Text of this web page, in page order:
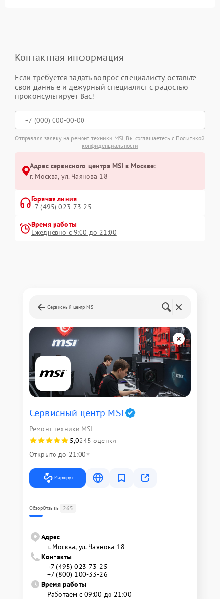
Контактная информация
Если требуется задать вопрос специалисту, оставьте
свои данные и дежурный специалист с радостью
проконсультирует Вас!
Отправляя заявку на ремонт техники MSI, Вы соглашаетесь с Политикой
конфиденциальности
Адрес сервисного центра MSI в Москве:
г. Москва, ул. Чаянова 18
Горячая линия
+7 (495) 023-73-25
Время работы
Ежедневно с 9:00 до 21:00
Сервисный центр MSI
Сервисный центр MSI
Ремонт техники MSI
5,0245 оценки
Открыто до 21:00
Маршрут
ОбзорОтзывы 265
Адрес
г. Москва, ул. Чаянова 18
Контакты
+7 (495) 023-73-25
+7 (800) 100-33-26
Время работы
Работаем с 09:00 до 21:00